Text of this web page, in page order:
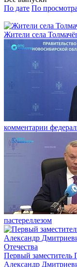
По дате По
Жители села
комментарии
пастереллезом
Первый заместитель
Александр